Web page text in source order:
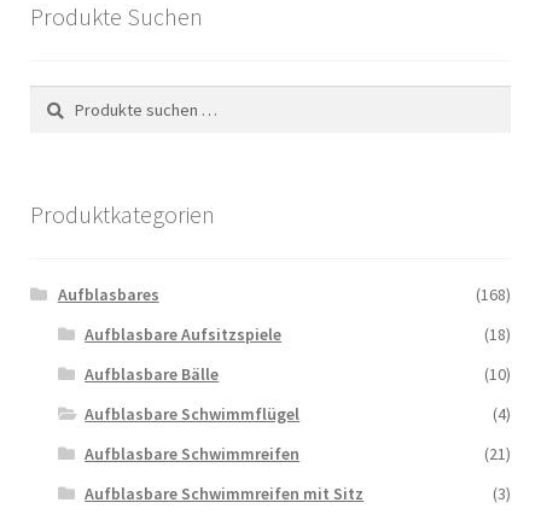
Produkte Suchen
Suchen
nach:
Suchen
Produktkategorien
Aufblasbares
(168)
Aufblasbare Aufsitzspiele
(18)
Aufblasbare Bälle
(10)
Aufblasbare Schwimmflügel
(4)
Aufblasbare Schwimmreifen
(21)
Aufblasbare Schwimmreifen mit Sitz
(3)